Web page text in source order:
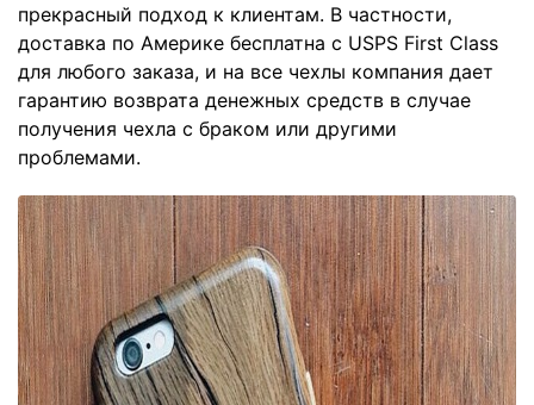
прекрасный подход к клиентам. В частности,
доставка по Америке бесплатна с USPS First Class
для любого заказа, и на все чехлы компания дает
гарантию возврата денежных средств в случае
получения чехла с браком или другими
проблемами.